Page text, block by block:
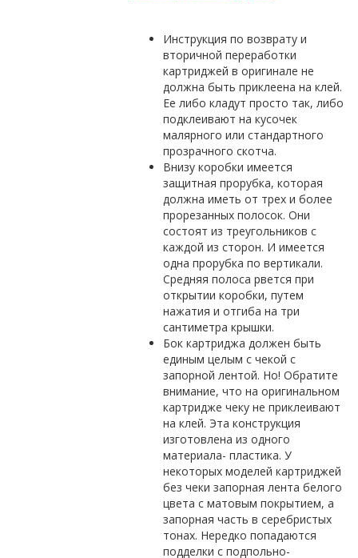
Инструкция по возврату и
вторичной переработки
картриджей в оригинале не
должна быть приклеена на клей.
Ее либо кладут просто так, либо
подклеивают на кусочек
малярного или стандартного
прозрачного скотча.
Внизу коробки имеется
защитная прорубка, которая
должна иметь от трех и более
прорезанных полосок. Они
состоят из треугольников с
каждой из сторон. И имеется
одна прорубка по вертикали.
Средняя полоса рвется при
открытии коробки, путем
нажатия и отгиба на три
сантиметра крышки.
Бок картриджа должен быть
единым целым с чекой с
запорной лентой. Но! Обратите
внимание, что на оригинальном
картридже чеку не приклеивают
на клей. Эта конструкция
изготовлена из одного
материала- пластика. У
некоторых моделей картриджей
без чеки запорная лента белого
цвета с матовым покрытием, а
запорная часть в серебристых
тонах. Нередко попадаются
подделки с подпольно-